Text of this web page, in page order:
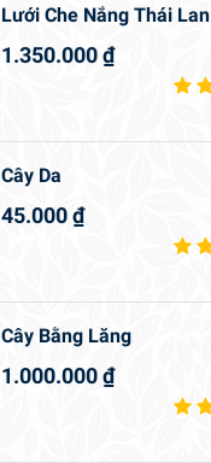
Lưới Che Nắng Thái Lan
1.350.000₫
Cây Da
45.000₫
Cây Bằng Lăng
1.000.000₫